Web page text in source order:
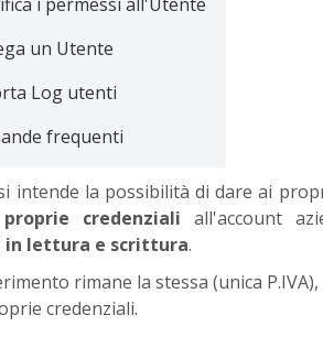
un Utente
Log utenti
frequenti
intende la possibilità di dare ai
proprie credenziali all'account
lettura e scrittura.
rimane la stessa (unica
credenziali.